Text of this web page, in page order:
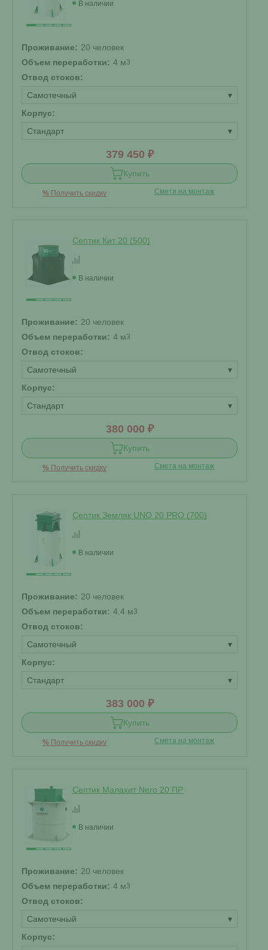
В наличии
Проживание: 20 человек
Объем переработки: 4 м3
Отвод стоков:
Самотечный
▾
Корпус:
Стандарт
▾
379 450 ₽
Купить
% Получить скидку Смета на монтаж
Септик Кит 20 (500)
В наличии
Проживание: 20 человек
Объем переработки: 4 м3
Отвод стоков:
Самотечный
▾
Корпус:
Стандарт
▾
380 000 ₽
Купить
% Получить скидку Смета на монтаж
Септик Земляк UNO 20 PRO (700)
В наличии
Проживание: 20 человек
Объем переработки: 4.4 м3
Отвод стоков:
Самотечный
▾
Корпус:
Стандарт
▾
383 000 ₽
Купить
% Получить скидку Смета на монтаж
Септик Малахит Nero 20 ПР
В наличии
Проживание: 20 человек
Объем переработки: 4 м3
Отвод стоков:
Самотечный
▾
Корпус: